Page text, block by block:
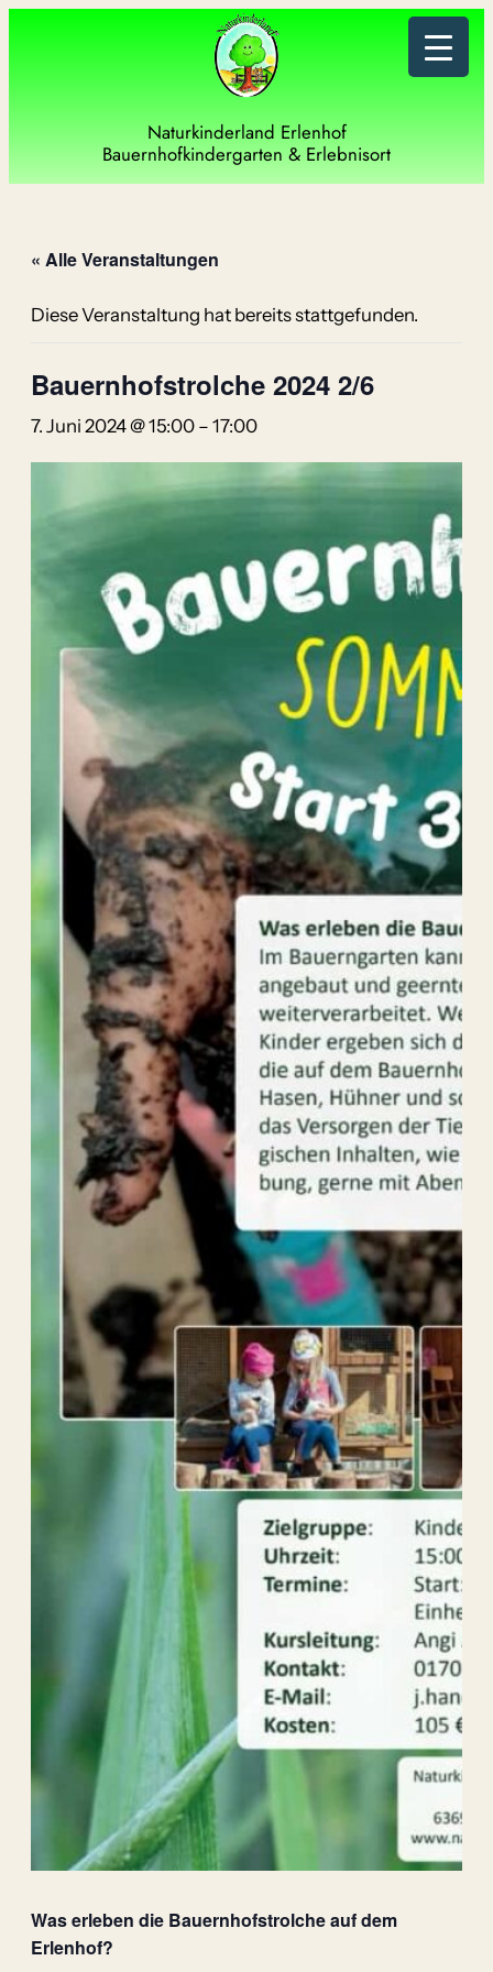
Naturkinderland Erlenhof
Bauernhofkindergarten & Erlebnisort
« Alle Veranstaltungen
Diese Veranstaltung hat bereits stattgefunden.
Bauernhofstrolche 2024 2/6
7. Juni 2024 @ 15:00 – 17:00
Was erleben die Bauernhofstrolche auf dem
Erlenhof?